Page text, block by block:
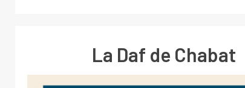
La Daf de Chabat